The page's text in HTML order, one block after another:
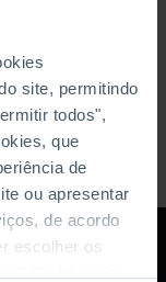
site, permitindo
todos",
que
de
ou apresentar
de acordo
escolher os